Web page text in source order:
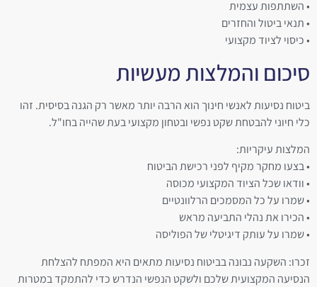
• השתתפות עצמית
• תנאי ביטול והחזרים
• כיסוי לציוד מקצועי
סיכום והמלצות מעשיות
ביטוח נסיעות לאנשי חינוך הוא הרבה יותר מאשר רק הגנה בסיסית. זהו
כלי חיוני להבטחת שקט נפשי ובטחון מקצועי בעת שהייה בחו"ל.
המלצות עיקריות:
• בצעו מחקר מקיף לפני רכישת הביטוח
• וודאו שכל הציוד המקצועי מכוסה
• שמרו על כל המסמכים הרלוונטיים
• הכירו את נהלי התביעה מראש
• שמרו על עותק דיגיטלי של הפוליסה
זכרו: השקעה נבונה בביטוח נסיעות מתאים היא המפתח להצלחת
הנסיעה המקצועית שלכם ולשקט הנפשי הנדרש כדי להתמקד במטרות